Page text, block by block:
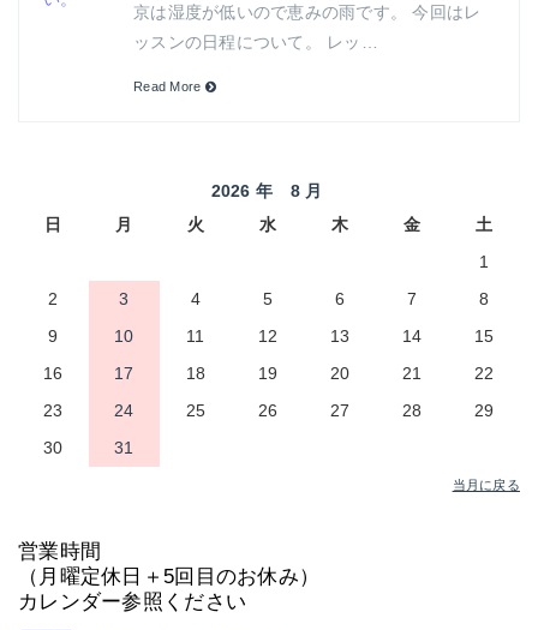
京は湿度が低いので恵みの雨です。 今回はレ
ッスンの日程について。 レッ…
Read More
2026 年 8 月
日
月 火 水 木 金
土
1
2
3 4 5 6 7
8
9
10 11 12 13 14
15
16
17 18 19 20 21
22
23
24 25 26 27 28
29
30
31
当月に戻る
営業時間
（月曜定休日＋5回目のお休み）
カレンダー参照ください